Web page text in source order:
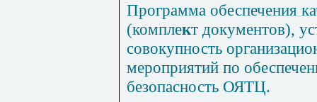
Программа обеспечения
(комплект документов),
совокупность
мероприятий по
безопасность ОЯТЦ.